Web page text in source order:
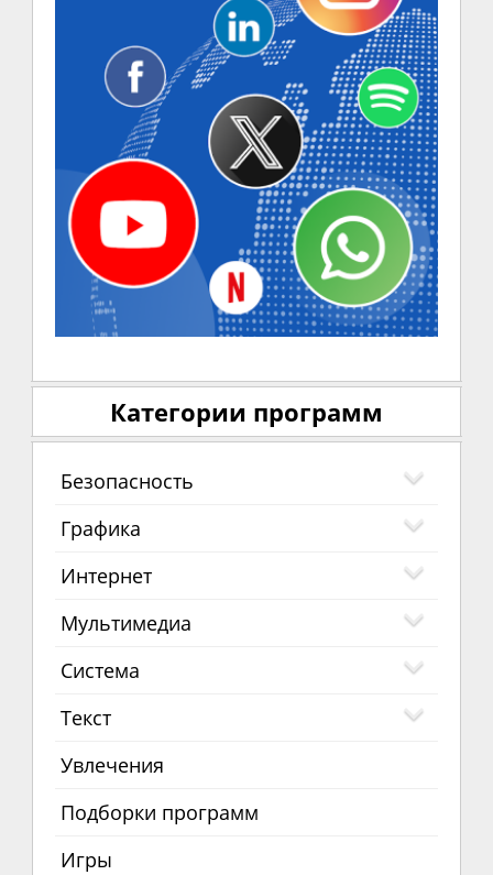
Категории программ
Безопасность
Графика
Интернет
Мультимедиа
Система
Текст
Увлечения
Подборки программ
Игры